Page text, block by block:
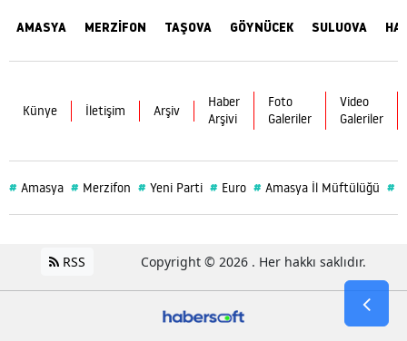
AMASYA MERZİFON TAŞOVA GÖYNÜCEK SULUOVA
Künye İletişim Arşiv
Haber
Arşivi
Foto
Galeriler
Video
Galeriler
# Amasya # Merzifon # Yeni Parti # Euro # Amasya İl Müftülüğü #
RSS Copyright © 2026 . Her hakkı saklıdır.